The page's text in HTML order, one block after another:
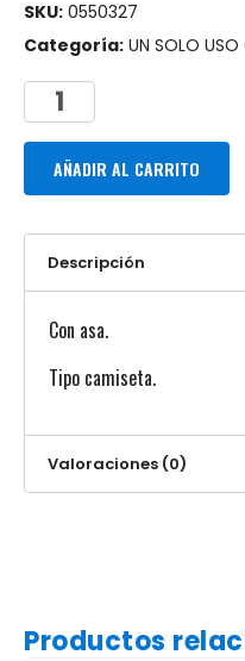
SKU: 0550327
Categoría: UN SOLO
AÑADIR AL CARRITO
Descripción
Con asa.
Tipo camiseta.
Valoraciones (0)
Productos